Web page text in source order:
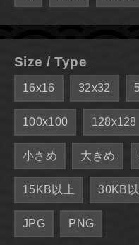
Size / Type
16x16 32x32
100x100 128x128
小さめ 大きめ
15KB以上 30KB
JPG PNG